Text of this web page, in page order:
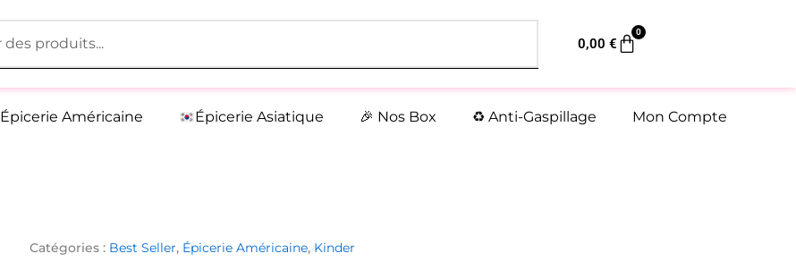
0,00€
0
Panier
Épicerie Américaine Épicerie Asiatique 🎉 Nos Box ♻️ Anti-Gaspillage Mon Compte
Catégories : Best Seller, Épicerie Américaine, Kinder